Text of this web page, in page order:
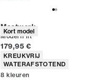
Kort model
Maatwerk
Modern fit
Huidige prijs
179,95 €
Producteigenschappen
KREUKVRIJ
WATERAFSTOTEND
8 kleuren